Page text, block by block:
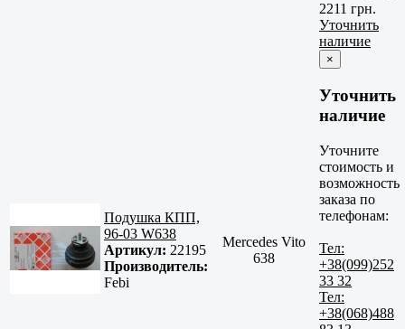
Подушка КПП,
96-03 W638
Артикул: 22195
Производитель:
Febi
Mercedes Vito
638
2211 грн.
Уточнить
наличие
×
Уточнить
наличие
Уточните
стоимость и
возможность
заказа по
телефонам:
Тел:
+38(099)252
33 32
Тел:
+38(068)488